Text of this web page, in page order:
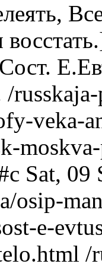
/
veka-
Sat, 09
osip-
e-
/